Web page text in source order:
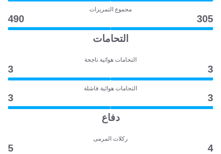
مجموع التمريرات
305
490
التحامات
التحامات هوائية ناجحة
3
3
التحامات هوائية فاشلة
3
3
دفاع
ركلات المرمى
4
5